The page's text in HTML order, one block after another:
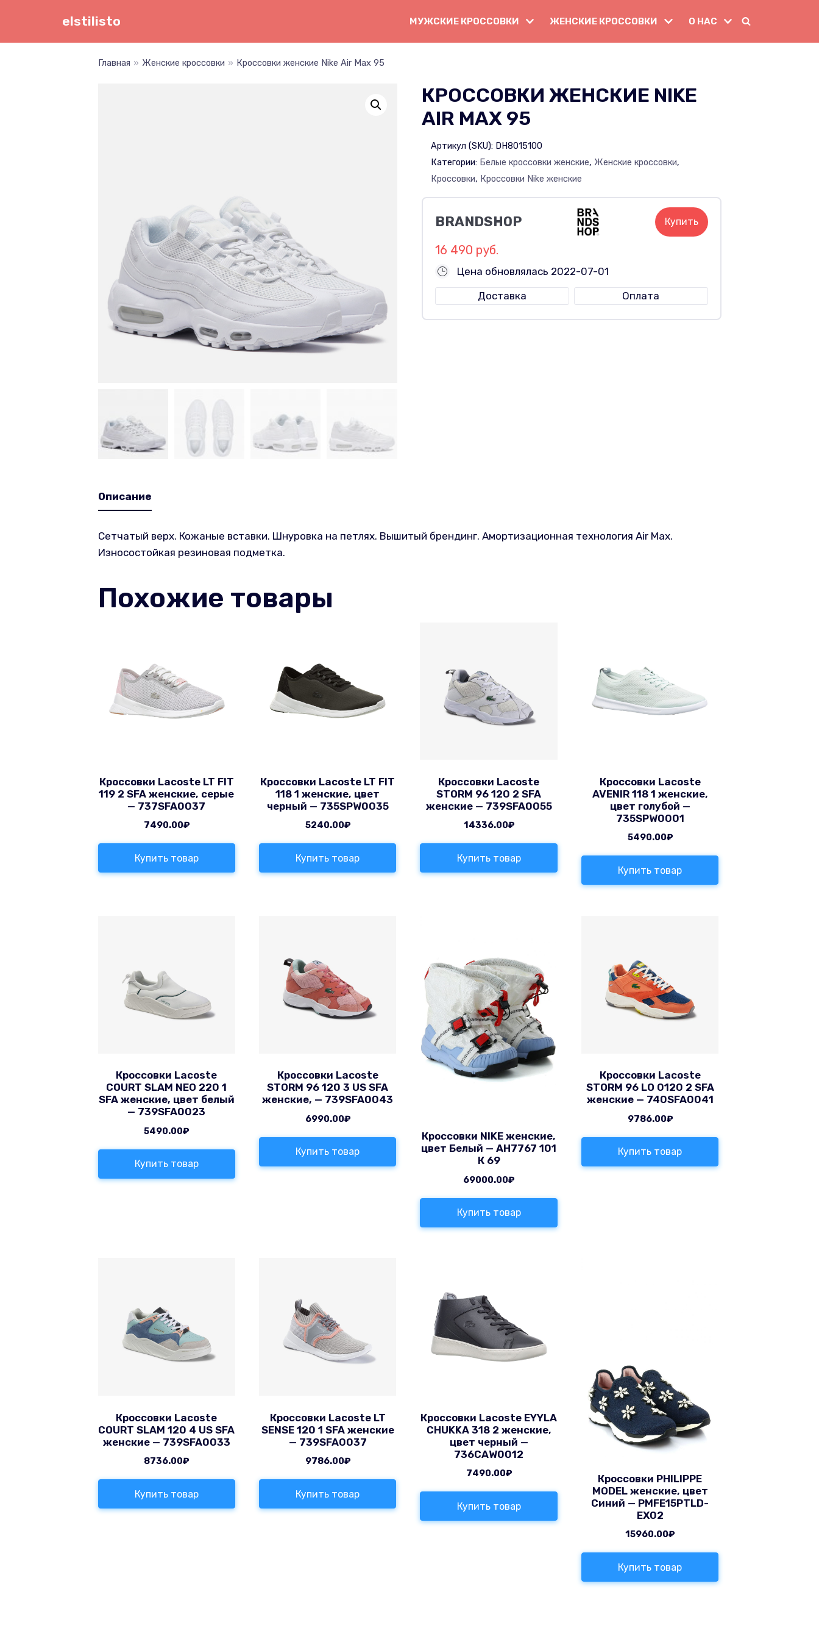
elstilisto МУЖСКИЕ КРОССОВКИ ЖЕНСКИЕ КРОССОВКИ О НАС
Главная » Женские кроссовки » Кроссовки женские Nike Air Max 95
КРОССОВКИ ЖЕНСКИЕ NIKE
AIR MAX 95
Артикул (SKU): DH8015100
Категории: Белые кроссовки женские, Женские кроссовки,
Кроссовки, Кроссовки Nike женские
BRANDSHOP Купить
16 490 руб.
Цена обновлялась 2022-07-01
Доставка
Оплата
Описание
Сетчатый верх. Кожаные вставки. Шнуровка на петлях. Вышитый брендинг. Амортизационная технология Air Max.
Износостойкая резиновая подметка.
Похожие товары
Кроссовки Lacoste LT FIT
119 2 SFA женские, серые
— 737SFA0037
7490.00₽
Купить товар
Кроссовки Lacoste LT FIT
118 1 женские, цвет
черный — 735SPW0035
5240.00₽
Купить товар
Кроссовки Lacoste
STORM 96 120 2 SFA
женские — 739SFA0055
14336.00₽
Купить товар
Кроссовки Lacoste
AVENIR 118 1 женские,
цвет голубой —
735SPW0001
5490.00₽
Купить товар
Кроссовки Lacoste
COURT SLAM NEO 220 1
SFA женские, цвет белый
— 739SFA0023
5490.00₽
Купить товар
Кроссовки Lacoste
STORM 96 120 3 US SFA
женские, — 739SFA0043
6990.00₽
Купить товар
Кроссовки NIKE женские,
цвет Белый — AH7767 101
К 69
69000.00₽
Купить товар
Кроссовки Lacoste
STORM 96 LO 0120 2 SFA
женские — 740SFA0041
9786.00₽
Купить товар
Кроссовки Lacoste
COURT SLAM 120 4 US SFA
женские — 739SFA0033
8736.00₽
Купить товар
Кроссовки Lacoste LT
SENSE 120 1 SFA женские
— 739SFA0037
9786.00₽
Купить товар
Кроссовки Lacoste EYYLA
CHUKKA 318 2 женские,
цвет черный —
736CAW0012
7490.00₽
Купить товар
Кроссовки PHILIPPE
MODEL женские, цвет
Синий — PMFE15PTLD-
EX02
15960.00₽
Купить товар